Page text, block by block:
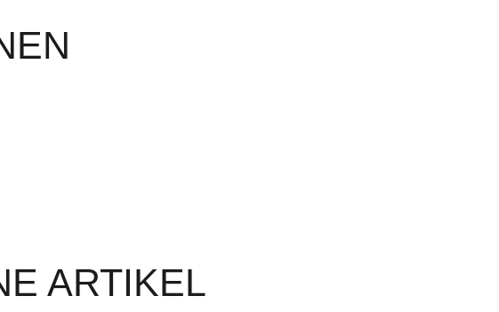
ARTIKEL